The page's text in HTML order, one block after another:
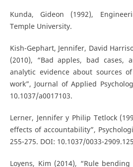
Kunda, Gideon (1992),
Temple University.
Kish-Gephart, Jennifer, David
(2010), “Bad apples, bad cases,
analytic evidence about sources
work”, Journal of Applied
10.1037/a0017103.
Lerner, Jennifer y Philip Tetlock
effects of accountability”,
255-275. DOI: 10.1037/0033-
Loyens, Kim (2014), “Rule